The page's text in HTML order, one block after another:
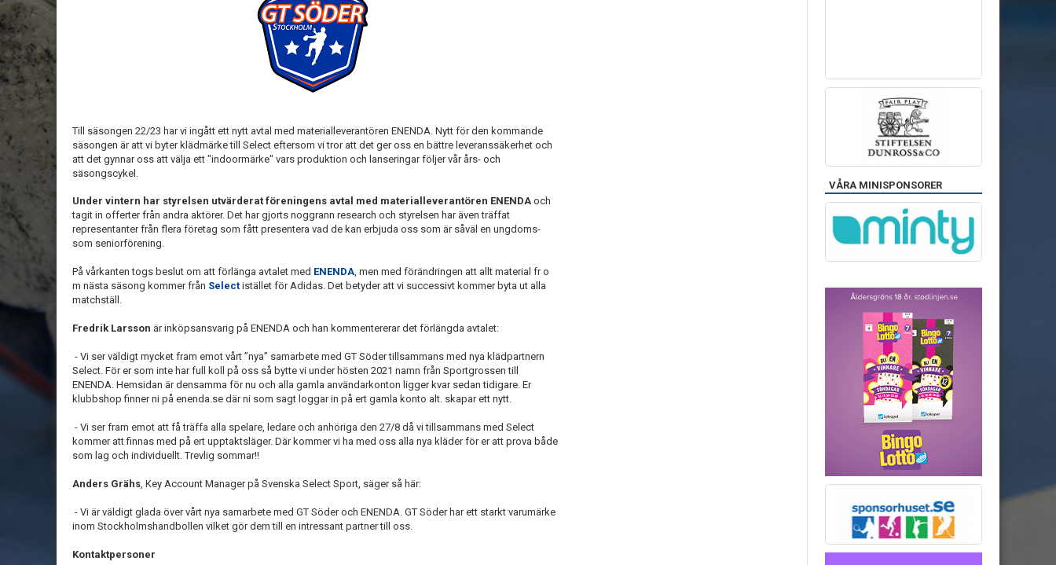
Till säsongen 22/23 har vi ingått ett nytt avtal med materialleverantören ENENDA. Nytt för den kommande
säsongen är att vi byter klädmärke till Select eftersom vi tror att det ger oss en bättre leveranssäkerhet och
att det gynnar oss att välja ett "indoormärke" vars produktion och lanseringar följer vår års- och
säsongscykel.
Under vintern har styrelsen utvärderat föreningens avtal med materialleverantören ENENDA och
tagit in offerter från andra aktörer. Det har gjorts noggrann research och styrelsen har även träffat
representanter från flera företag som fått presentera vad de kan erbjuda oss som är såväl en ungdoms-
som seniorförening.
På vårkanten togs beslut om att förlänga avtalet med ENENDA, men med förändringen att allt material fr o
m nästa säsong kommer från Select istället för Adidas. Det betyder att vi successivt kommer byta ut alla
matchställ.
Fredrik Larsson är inköpsansvarig på ENENDA och han kommentererar det förlängda avtalet:
- Vi ser väldigt mycket fram emot vårt ”nya” samarbete med GT Söder tillsammans med nya klädpartnern
Select. För er som inte har full koll på oss så bytte vi under hösten 2021 namn från Sportgrossen till
ENENDA. Hemsidan är densamma för nu och alla gamla användarkonton ligger kvar sedan tidigare. Er
klubbshop finner ni på enenda.se där ni som sagt loggar in på ert gamla konto alt. skapar ett nytt.
- Vi ser fram emot att få träffa alla spelare, ledare och anhöriga den 27/8 då vi tillsammans med Select
kommer att finnas med på ert upptaktsläger. Där kommer vi ha med oss alla nya kläder för er att prova både
som lag och individuellt. Trevlig sommar!!
Anders Grähs, Key Account Manager på Svenska Select Sport, säger så här:
- Vi är väldigt glada över vårt nya samarbete med GT Söder och ENENDA. GT Söder har ett starkt varumärke
inom Stockholmshandbollen vilket gör dem till en intressant partner till oss.
Kontaktpersoner
VÅRA MINISPONSORER